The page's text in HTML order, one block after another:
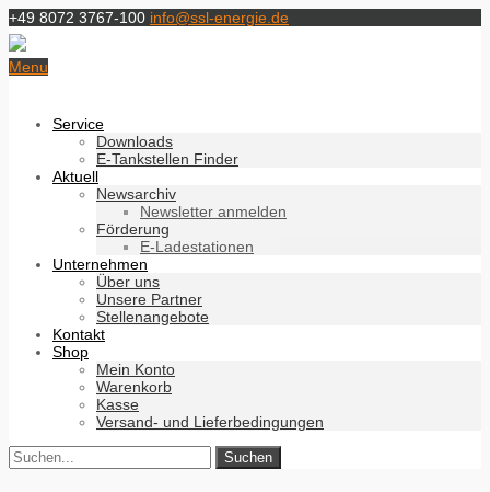
+49 8072 3767-100 info@ssl-energie.de
Menu
Service
Downloads
E-Tankstellen Finder
Aktuell
Newsarchiv
Newsletter anmelden
Förderung
E-Ladestationen
Unternehmen
Über uns
Unsere Partner
Stellenangebote
Kontakt
Shop
Mein Konto
Warenkorb
Kasse
Versand- und Lieferbedingungen